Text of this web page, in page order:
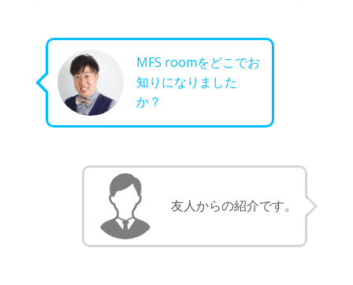
MFS roomをどこでお
知りになりました
か？
友人からの紹介です。